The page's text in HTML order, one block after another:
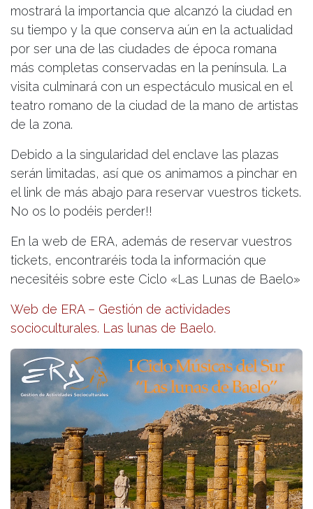
mostrará la importancia que alcanzó la ciudad en
su tiempo y la que conserva aún en la actualidad
por ser una de las ciudades de época romana
más completas conservadas en la península. La
visita culminará con un espectáculo musical en el
teatro romano de la ciudad de la mano de artistas
de la zona.
Debido a la singularidad del enclave las plazas
serán limitadas, así que os animamos a pinchar en
el link de más abajo para reservar vuestros tickets.
No os lo podéis perder!!
En la web de ERA, además de reservar vuestros
tickets, encontraréis toda la información que
necesitéis sobre este Ciclo «Las Lunas de Baelo»
Web de ERA – Gestión de actividades
socioculturales. Las lunas de Baelo.